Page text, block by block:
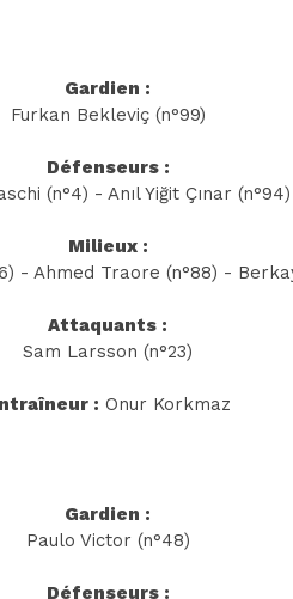
Gardien :
Furkan Bekleviç (n°99)
Défenseurs :
(n°4) - Anıl Yiğit Çınar
Milieux :
- Ahmed Traore (n°88) -
Attaquants :
Sam Larsson (n°23)
: Onur Korkmaz
Gardien :
Paulo Victor (n°48)
Défenseurs :